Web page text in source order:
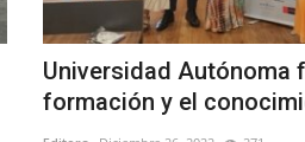
Universidad Autónoma
formación y el